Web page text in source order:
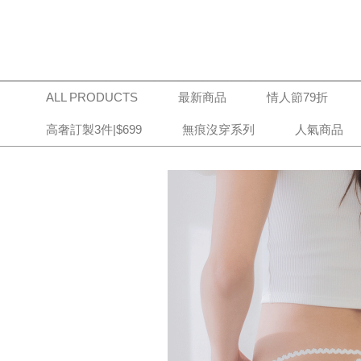
ALL PRODUCTS 最新商品 情人節79折
高奢訂製3件|$699 無痕沒穿系列 人氣商品